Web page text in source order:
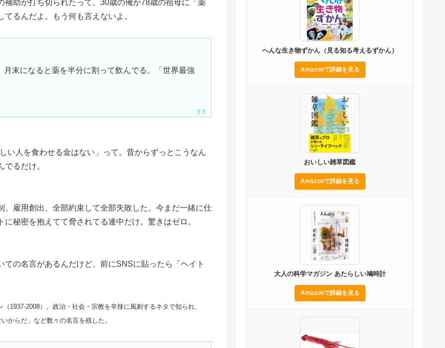
助が打ち切られたって。30歳の俺が78歳の祖母に「薬
るんだよ。もう何も言えないよ。
末になると薬を半分に割って飲んでる。「世界最強
い人を食わせる金はない」って。昔からずっとこうなん
るだけ。
雇用創出、全部約束して全部失敗した。今まだ一緒に仕
秘密を抱えてて脅されてる連中だけ。驚きはゼロ。
の名言があるんだけど、前にSNSに貼ったら「ヘイト
1937-2008）。政治・社会・宗教を辛辣に風刺するネタで知られ、
からだ」など数々の名言を残した。
へんな生き物ずかん（見る知る考えるずかん）
Amazonで詳細を見る
おいしい雑草図鑑
Amazonで詳細を見る
大人の科学マガジン あたらしい鳩時計
Amazonで詳細を見る